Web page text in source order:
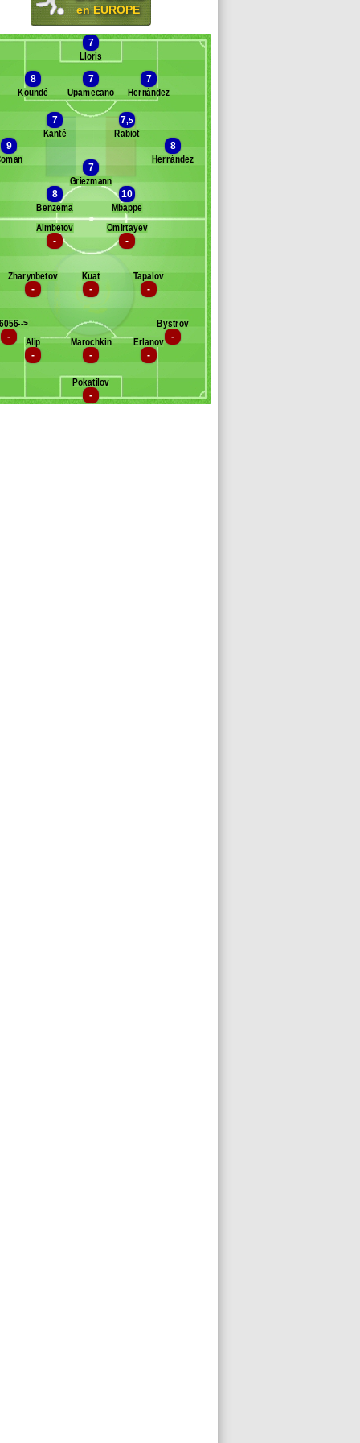
en EUROPE
Banc des remplaçants
France
Banc des remplaçantsKazakhstan
7
Lloris
8
Koundé
7
Upamecano
7
Hernández
7
Kanté
7 ,5
Rabiot
9
8
Hernández
7
Griezmann
8
Benzema
10
Mbappe
-
Pokatilov
-
Erlanov
-
Marochkin
-
Alip -
Bystrov
-
>
-
Tapalov
-
Kuat
-
Zharynbetov
-
Omirtayev
-
Aimbetov